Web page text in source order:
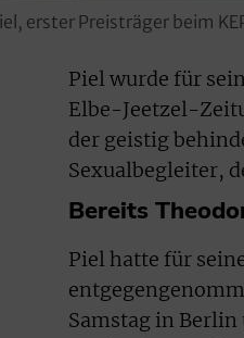
erster Preisträger beim
Piel wurde für
Elbe-Jeetzel-
der geistig
Sexualbegleiter,
Bereits
Piel hatte für
Samstag in Berlin